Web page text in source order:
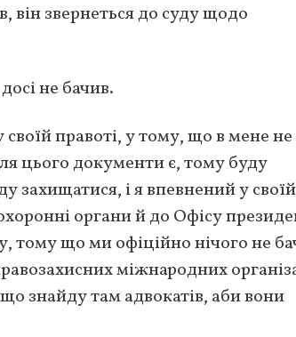
він звернеться до суду щодо
не бачив.
правоті, у тому, що в мене
цього документи є, тому буду
захищатися, і я впевнений у своїй
органи й до Офісу
тому що ми офіційно нічого не
міжнародних
знайду там адвокатів, аби вони